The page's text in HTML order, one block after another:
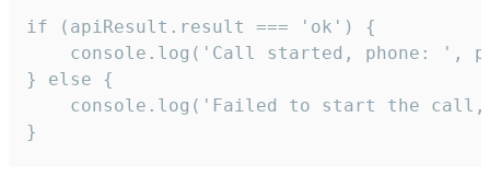
if (apiResult.result === 'ok') {
console.log('Call started, phone: ',
} else {
console.log('Failed to start the
}